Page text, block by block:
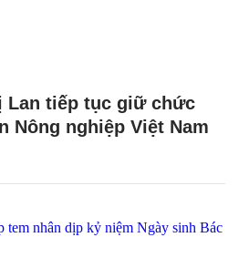
Lan tiếp tục giữ chức
Nông nghiệp Việt Nam